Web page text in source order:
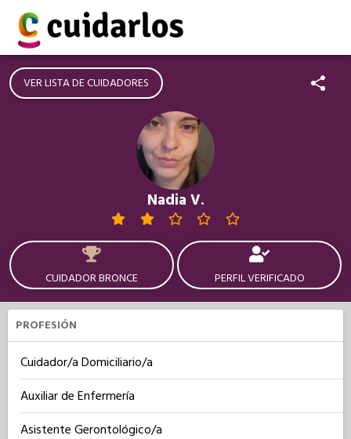
VER LISTA DE CUIDADORES
Nadia V.
CUIDADOR BRONCE PERFIL VERIFICADO
PROFESIÓN
Cuidador/a Domiciliario/a
Auxiliar de Enfermería
Asistente Gerontológico/a